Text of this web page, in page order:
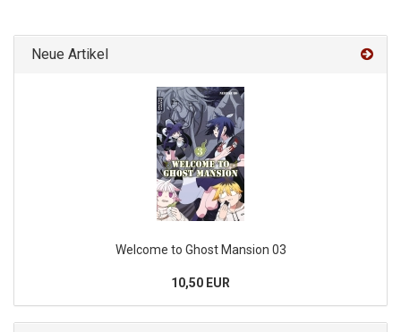
Neue Artikel
Welcome to Ghost Mansion 03
10,50 EUR